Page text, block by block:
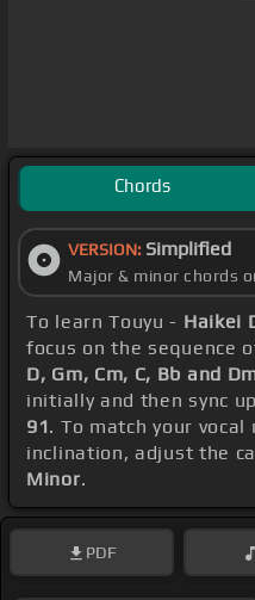
Chords
VERSION: Simplified
Major & minor chords
To learn Touyu - Haikei
focus on the sequence
D, Gm, Cm, C, Bb and
initially and then sync
91. To match your vocal
inclination, adjust the
Minor.
PDF